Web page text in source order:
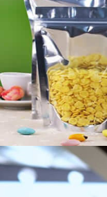
die
einer
Oberflächen.
Anwendungen,